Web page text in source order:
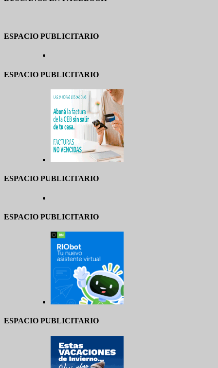
ESPACIO PUBLICITARIO
ESPACIO PUBLICITARIO
ESPACIO PUBLICITARIO
ESPACIO PUBLICITARIO
ESPACIO PUBLICITARIO